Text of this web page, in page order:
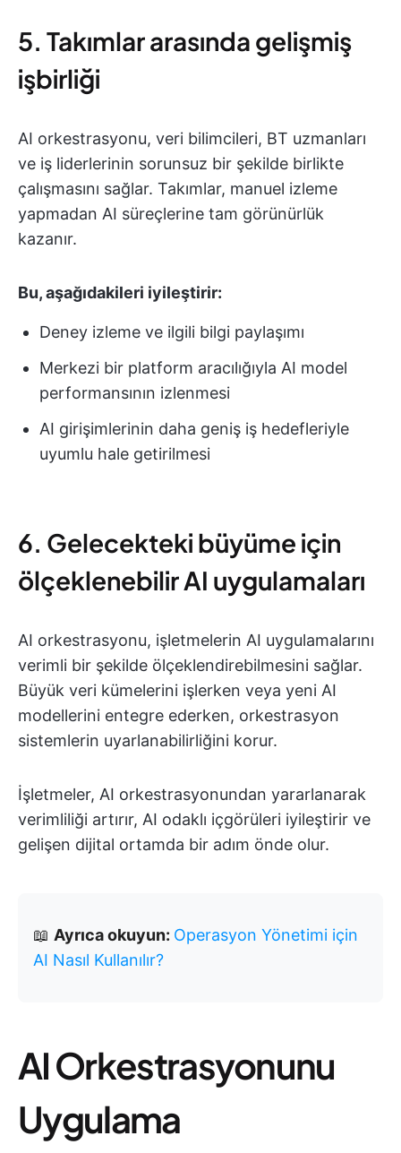
5. Takımlar arasında gelişmiş
işbirliği
AI orkestrasyonu, veri bilimcileri, BT uzmanları
ve iş liderlerinin sorunsuz bir şekilde birlikte
çalışmasını sağlar. Takımlar, manuel izleme
yapmadan AI süreçlerine tam görünürlük
kazanır.
Bu, aşağıdakileri iyileştirir:
Deney izleme ve ilgili bilgi paylaşımı
Merkezi bir platform aracılığıyla AI model
performansının izlenmesi
AI girişimlerinin daha geniş iş hedefleriyle
uyumlu hale getirilmesi
6. Gelecekteki büyüme için
ölçeklenebilir AI uygulamaları
AI orkestrasyonu, işletmelerin AI uygulamalarını
verimli bir şekilde ölçeklendirebilmesini sağlar.
Büyük veri kümelerini işlerken veya yeni AI
modellerini entegre ederken, orkestrasyon
sistemlerin uyarlanabilirliğini korur.
İşletmeler, AI orkestrasyonundan yararlanarak
verimliliği artırır, AI odaklı içgörüleri iyileştirir ve
gelişen dijital ortamda bir adım önde olur.
📖 Ayrıca okuyun: Operasyon Yönetimi için
AI Nasıl Kullanılır?
AI Orkestrasyonunu
Uygulama